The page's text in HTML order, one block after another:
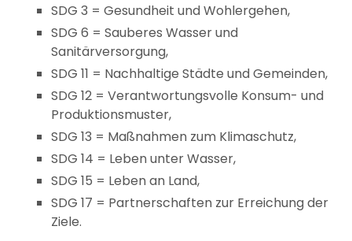
SDG 3 = Gesundheit und Wohlergehen,
SDG 6 = Sauberes Wasser und
Sanitärversorgung,
SDG 11 = Nachhaltige Städte und Gemeinden,
SDG 12 = Verantwortungsvolle Konsum- und
Produktionsmuster,
SDG 13 = Maßnahmen zum Klimaschutz,
SDG 14 = Leben unter Wasser,
SDG 15 = Leben an Land,
SDG 17 = Partnerschaften zur Erreichung der
Ziele.